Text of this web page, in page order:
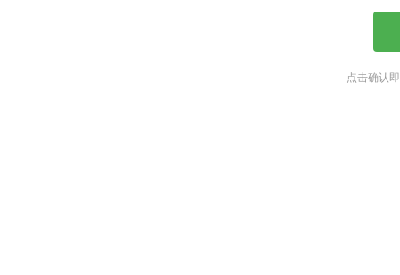
点击确认